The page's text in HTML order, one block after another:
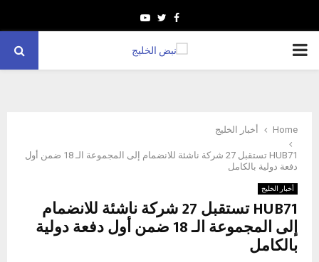
Facebook
Twitter
Youtube
PRIMARY
Home أخبار الخليج
HUB71 تستقبل 27 شركة ناشئة للانضمام إلى المجموعة الـ 18 ضمن أول
دفعة دولية بالكامل
أخبار الخليج
HUB71 تستقبل 27 شركة ناشئة للانضمام
إلى المجموعة الـ 18 ضمن أول دفعة دولية
بالكامل